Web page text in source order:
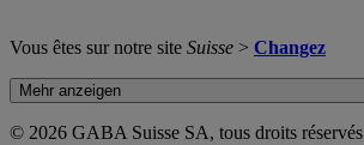
Vous êtes sur notre site Suisse > Changez
Mehr anzeigen
© 2026 GABA Suisse SA, tous droits réservés